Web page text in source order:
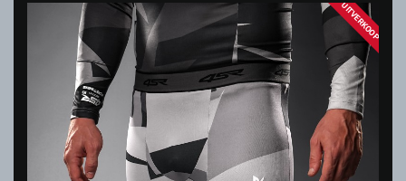
UITVERKOOP